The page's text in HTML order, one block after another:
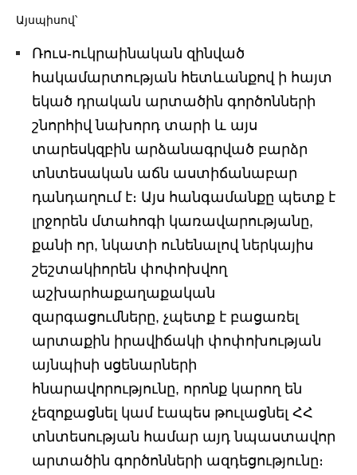
Այսպիսով՝
Ռուս-ուկրաինական զինված
հակամարտության հետևանքով ի հայտ
եկած դրական արտածին գործոնների
շնորհիվ նախորդ տարի և այս
տարեսկզբին արձանագրված բարձր
տնտեսական աճն աստիճանաբար
դանդաղում է։ Այս հանգամանքը պետք է
լրջորեն մտահոգի կառավարությանը,
քանի որ, նկատի ունենալով ներկայիս
շեշտակիորեն փոփոխվող
աշխարհաքաղաքական
զարգացումները, չպետք է բացառել
արտաքին իրավիճակի փոփոխության
այնպիսի սցենարների
հնարավորությունը, որոնք կարող են
չեզոքացնել կամ էապես թուլացնել ՀՀ
տնտեսության համար այդ նպաստավոր
արտածին գործոնների ազդեցությունը։